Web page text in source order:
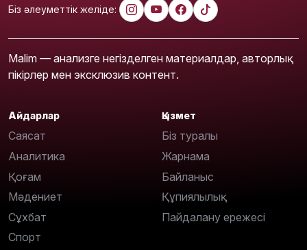
Біз әлеуметтік желіде:
Malim — анализге негізделген материалдар, авторлық
пікірлер мен эксклюзив контент.
Айдарлар
Саясат
Аналитика
Қоғам
Мәдениет
Сұхбат
Спорт
Қызмет
Біз туралы
Жарнама
Байланыс
Құпиялылық
Пайдалану ережесі